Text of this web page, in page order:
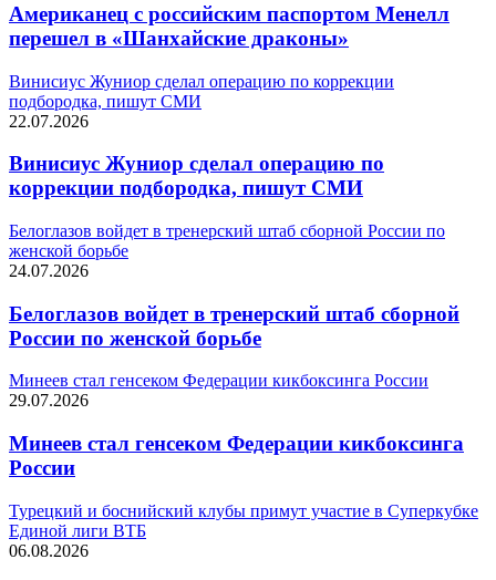
Американец с российским паспортом Менелл
перешел в «Шанхайские драконы»
Винисиус Жуниор сделал операцию по коррекции
подбородка, пишут СМИ
22.07.2026
Винисиус Жуниор сделал операцию по
коррекции подбородка, пишут СМИ
Белоглазов войдет в тренерский штаб сборной России по
женской борьбе
24.07.2026
Белоглазов войдет в тренерский штаб сборной
России по женской борьбе
Минеев стал генсеком Федерации кикбоксинга России
29.07.2026
Минеев стал генсеком Федерации кикбоксинга
России
Турецкий и боснийский клубы примут участие в Суперкубке
Единой лиги ВТБ
06.08.2026